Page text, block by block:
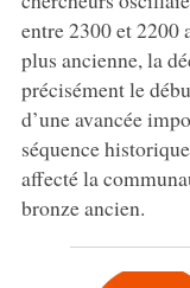
entre 2300 et 2200
plus ancienne, la
précisément le
d’une avancée
séquence
affecté la
bronze ancien.